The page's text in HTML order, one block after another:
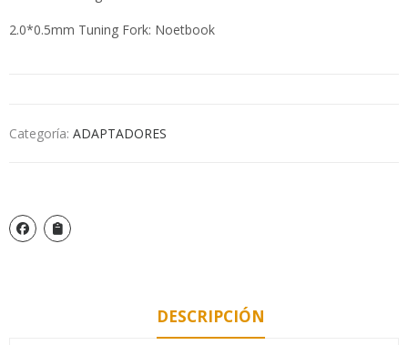
2.0*0.5mm Tuning Fork: Noetbook
Categoría: ADAPTADORES
DESCRIPCIÓN